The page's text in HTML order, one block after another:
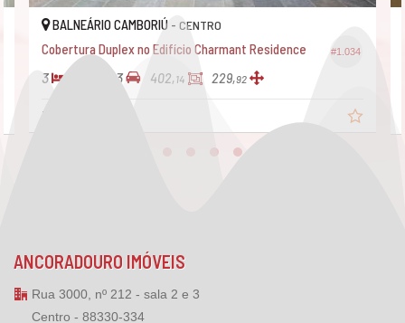
#1.034
BALNEÁRIO CAMBORIÚ -CENTRO
Cobertura Duplex no Edifício Charmant Residence
3 3 402, 14 229,92
R$ 6.600.000,
ANCORADOURO IMÓVEIS
Rua 3000, nº 212 - sala 2 e 3
Centro - 88330-334